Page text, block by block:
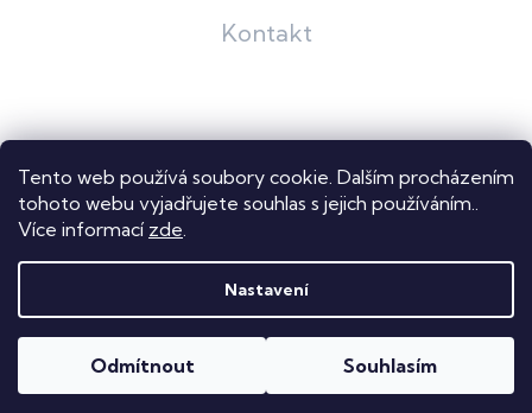
Tento web používá soubory cookie. Dalším procházením
tohoto webu vyjadřujete souhlas s jejich používáním..
Více informací zde.
Nastavení
Odmítnout Souhlasím
Kontakt
Shoptet
Copyright 2026Dastech s.r.o.. Všechna práva vyhrazena.
Upravit nastavení cookies